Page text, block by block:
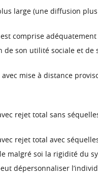
large (une diffusion
comprise
son utilité sociale et de
mise à distance
rejet total sans
rejet total avec
malgré soi la rigidité du
dépersonnaliser